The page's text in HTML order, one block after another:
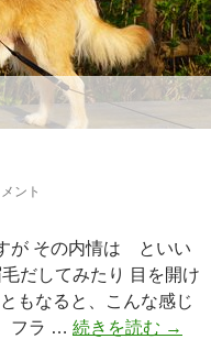
ント
が その内情は といい
だしてみたり 目を開け
もなると、こんな感じ
フラ … 続きを読む 笑
→